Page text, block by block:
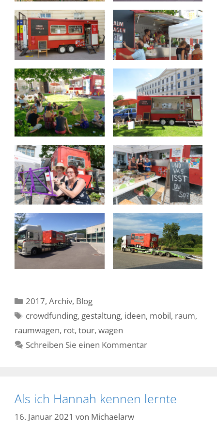
Kategorien
2017,Archiv, Blog
Schlagwörter
crowdfunding, gestaltung, ideen, mobil, raum,
raumwagen, rot, tour, wagen
Schreiben Sie einen Kommentar
Als ich Hannah kennen lernte
16. Januar 2021 von Michaelarw